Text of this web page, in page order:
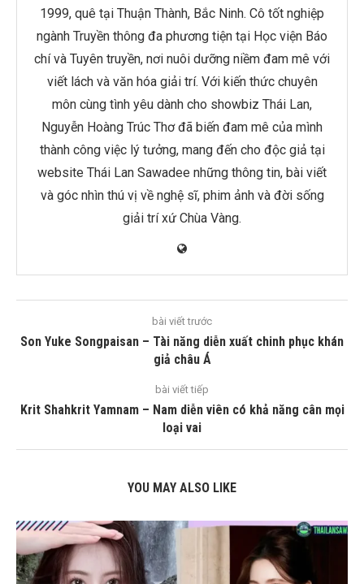
1999, quê tại Thuận Thành, Bắc Ninh. Cô tốt nghiệp
ngành Truyền thông đa phương tiện tại Học viện Báo
chí và Tuyên truyền, nơi nuôi dưỡng niềm đam mê với
viết lách và văn hóa giải trí. Với kiến thức chuyên
môn cùng tình yêu dành cho showbiz Thái Lan,
Nguyễn Hoàng Trúc Thơ đã biến đam mê của mình
thành công việc lý tưởng, mang đến cho độc giả tại
website Thái Lan Sawadee những thông tin, bài viết
và góc nhìn thú vị về nghệ sĩ, phim ảnh và đời sống
giải trí xứ Chùa Vàng.
bài viết trước
Son Yuke Songpaisan – Tài năng diễn xuất chinh phục khán
giả châu Á
bài viết tiếp
Krit Shahkrit Yamnam – Nam diễn viên có khả năng cân mọi
loại vai
YOU MAY ALSO LIKE